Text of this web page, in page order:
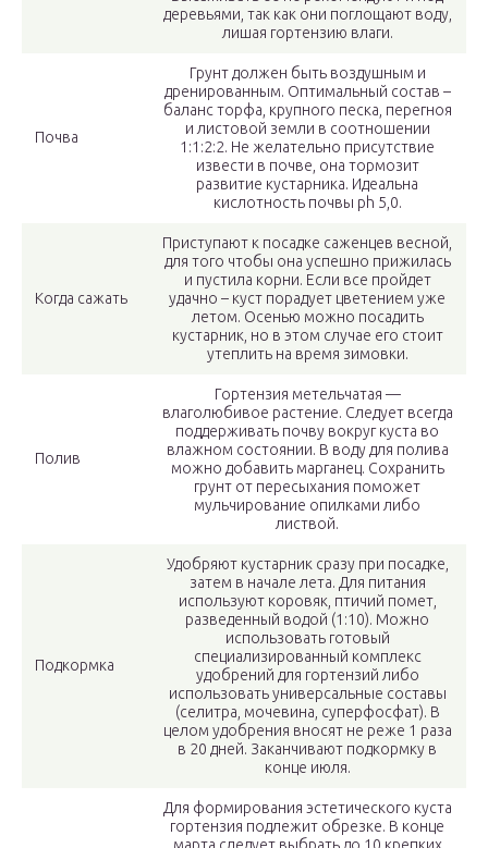
деревьями, так как они поглощают воду,
лишая гортензию влаги.
Почва
Грунт должен быть воздушным и
дренированным. Оптимальный состав –
баланс торфа, крупного песка, перегноя
и листовой земли в соотношении
1:1:2:2. Не желательно присутствие
извести в почве, она тормозит
развитие кустарника. Идеальна
кислотность почвы ph 5,0.
Когда сажать
Приступают к посадке саженцев весной,
для того чтобы она успешно прижилась
и пустила корни. Если все пройдет
удачно – куст порадует цветением уже
летом. Осенью можно посадить
кустарник, но в этом случае его стоит
утеплить на время зимовки.
Полив
Гортензия метельчатая —
влаголюбивое растение. Следует всегда
поддерживать почву вокруг куста во
влажном состоянии. В воду для полива
можно добавить марганец. Сохранить
грунт от пересыхания поможет
мульчирование опилками либо
листвой.
Подкормка
Удобряют кустарник сразу при посадке,
затем в начале лета. Для питания
используют коровяк, птичий помет,
разведенный водой (1:10). Можно
использовать готовый
специализированный комплекс
удобрений для гортензий либо
использовать универсальные составы
(селитра, мочевина, суперфосфат). В
целом удобрения вносят не реже 1 раза
в 20 дней. Заканчивают подкормку в
конце июля.
Для формирования эстетического куста
гортензия подлежит обрезке. В конце